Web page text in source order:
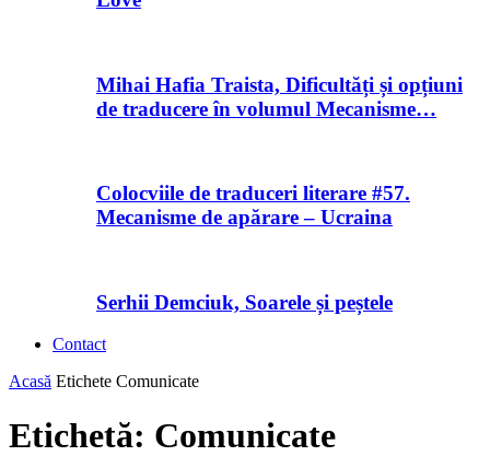
Mihai Hafia Traista, Dificultăți și opțiuni
de traducere în volumul Mecanisme…
Colocviile de traduceri literare #57.
Mecanisme de apărare – Ucraina
Serhii Demciuk, Soarele și peștele
Contact
Acasă Etichete Comunicate
Etichetă: Comunicate